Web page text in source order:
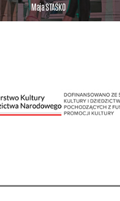
MajaSTAŚKO